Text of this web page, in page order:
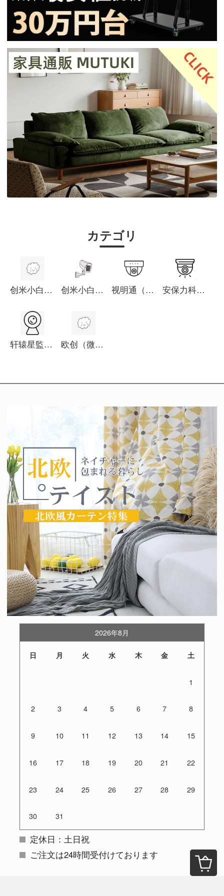
カテゴリ
创米小白家庭用雲台防犯カメラ 创米小白室外用防犯カメラ 视明通（仿真）防犯カメラ 安保力科防犯カメラ
轩辕星監視防犯カメラ 欧创（微型）防犯カメラ
2026年8月
日 月 火 水 木 金 土
1
2 3 4 5 6 7 8
9 10 11 12 13 14 15
16 17 18 19 20 21 22
23 24 25 26 27 28 29
30 31
定休日：土日祝
ご注文は24時間受付けております